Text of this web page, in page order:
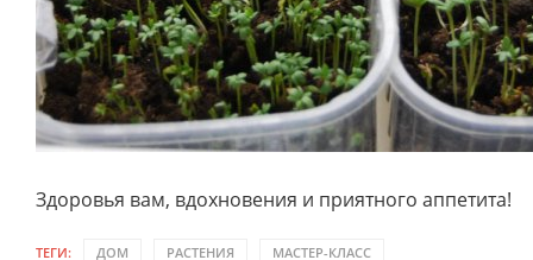
Здоровья вам, вдохновения и приятного аппетита!
ТЕГИ: ДОМ РАСТЕНИЯ МАСТЕР-КЛАСС